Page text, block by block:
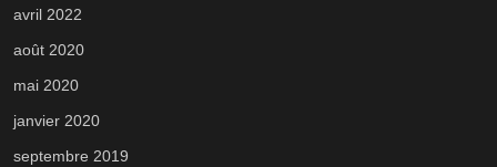
avril 2022
août 2020
mai 2020
janvier 2020
septembre 2019